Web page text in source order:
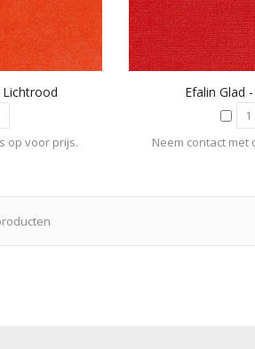
Lichtrood
op voor prijs.
Efalin Glad
Neem contact met